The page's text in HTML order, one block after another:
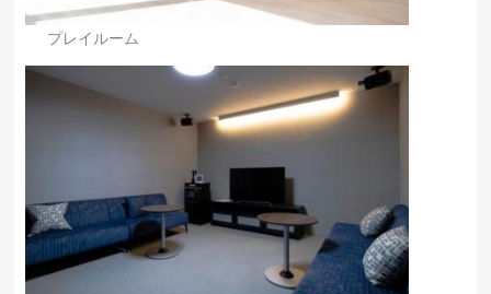
プレイルーム